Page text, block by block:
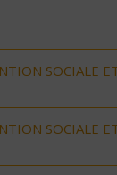
SOCIALE
SOCIALE